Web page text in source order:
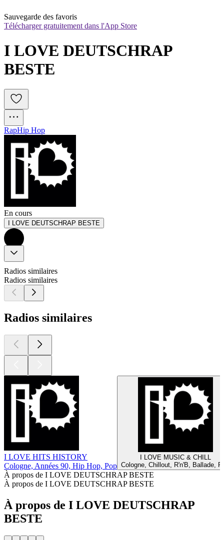
Sauvegarde des favoris
Télécharger gratuitement dans l'App Store
I LOVE DEUTSCHRAP
BESTE
RapHip Hop
En cours
I LOVE DEUTSCHRAP BESTE
Radios similaires
Radios similaires
Radios similaires
I LOVE HITS HISTORY
Cologne, Années 90, Hip Hop, Pop
I LOVE MUSIC & CHILL
Cologne, Chillout, R'n'B, Ballade,
À propos de I LOVE DEUTSCHRAP BESTE
À propos de I LOVE DEUTSCHRAP BESTE
À propos de I LOVE DEUTSCHRAP
BESTE